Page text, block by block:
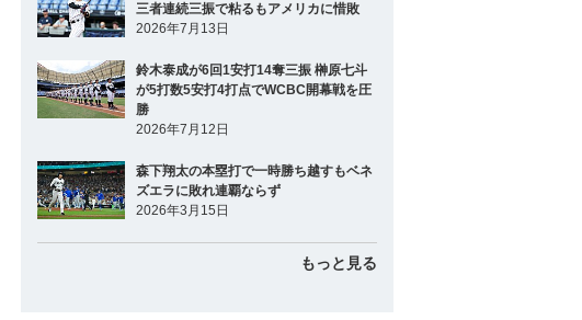
三者連続三振で粘るもアメリカに惜敗
2026年7月13日
鈴木泰成が6回1安打14奪三振 榊原七斗
が5打数5安打4打点でWCBC開幕戦を圧
勝
2026年7月12日
森下翔太の本塁打で一時勝ち越すもベネ
ズエラに敗れ連覇ならず
2026年3月15日
もっと見る